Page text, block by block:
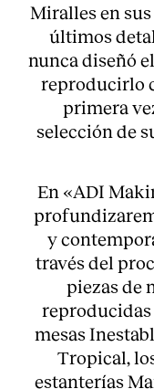
Miralles en
últimos
nunca diseñó
reproducirlo
primera
selección de
En «ADI
y
través del
piezas de
reproducidas
mesas
Tropical,
estanterías